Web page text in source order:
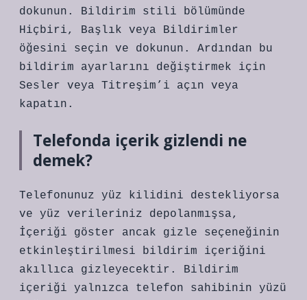
dokunun. Bildirim stili bölümünde
Hiçbiri, Başlık veya Bildirimler
öğesini seçin ve dokunun. Ardından bu
bildirim ayarlarını değiştirmek için
Sesler veya Titreşim’i açın veya
kapatın.
Telefonda içerik gizlendi ne
demek?
Telefonunuz yüz kilidini destekliyorsa
ve yüz verileriniz depolanmışsa,
İçeriği göster ancak gizle seçeneğinin
etkinleştirilmesi bildirim içeriğini
akıllıca gizleyecektir. Bildirim
içeriği yalnızca telefon sahibinin yüzü